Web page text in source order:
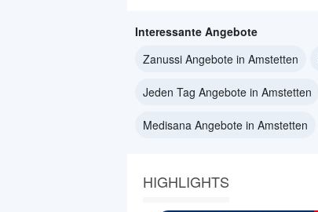
Interessante Angebote
Zanussi Angebote in Amstetten
Jeden Tag Angebote in Amstetten
Medisana Angebote in Amstetten
HIGHLIGHTS